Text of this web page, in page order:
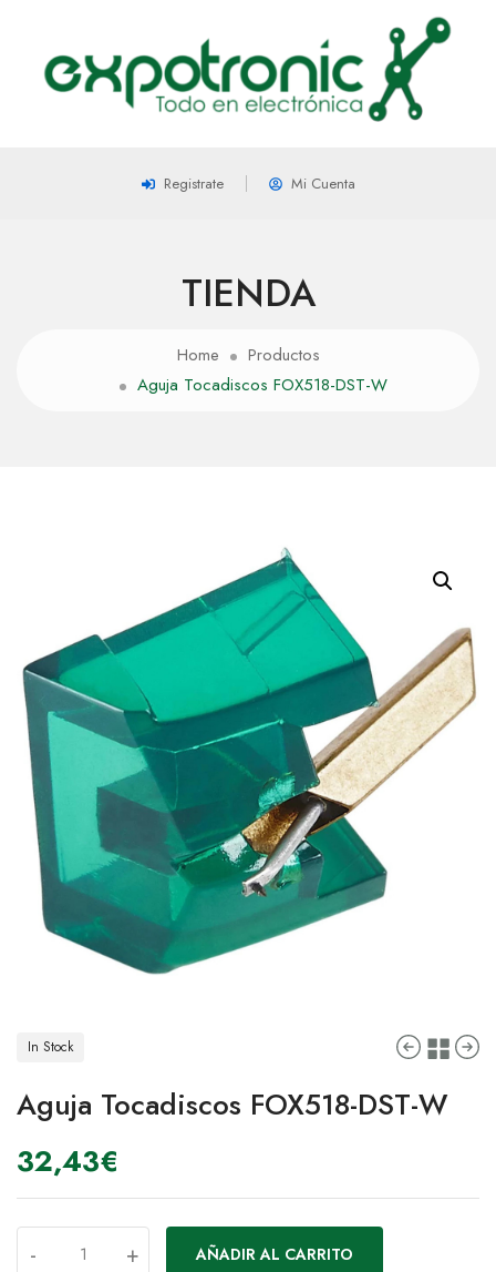
Registrate Mi Cuenta
TIENDA
Home
Productos
Aguja Tocadiscos FOX518-DST-W
In Stock
Aguja Tocadiscos FOX518-DST-W
32,43€
- + AÑADIR AL CARRITO